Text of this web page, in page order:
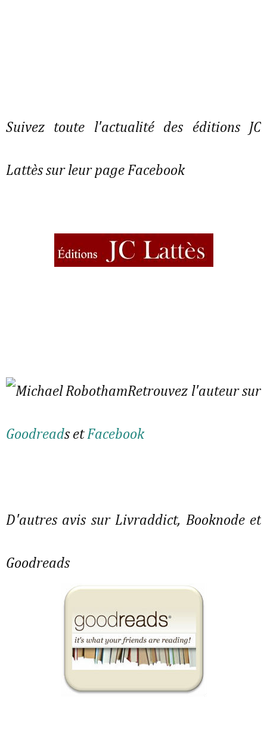
Suivez toute l'actualité des éditions JC
Lattès sur leur page Facebook
Retrouvez l'auteur sur
Goodreads etFacebook
D'autres avis sur Livraddict, Booknode et
Goodreads